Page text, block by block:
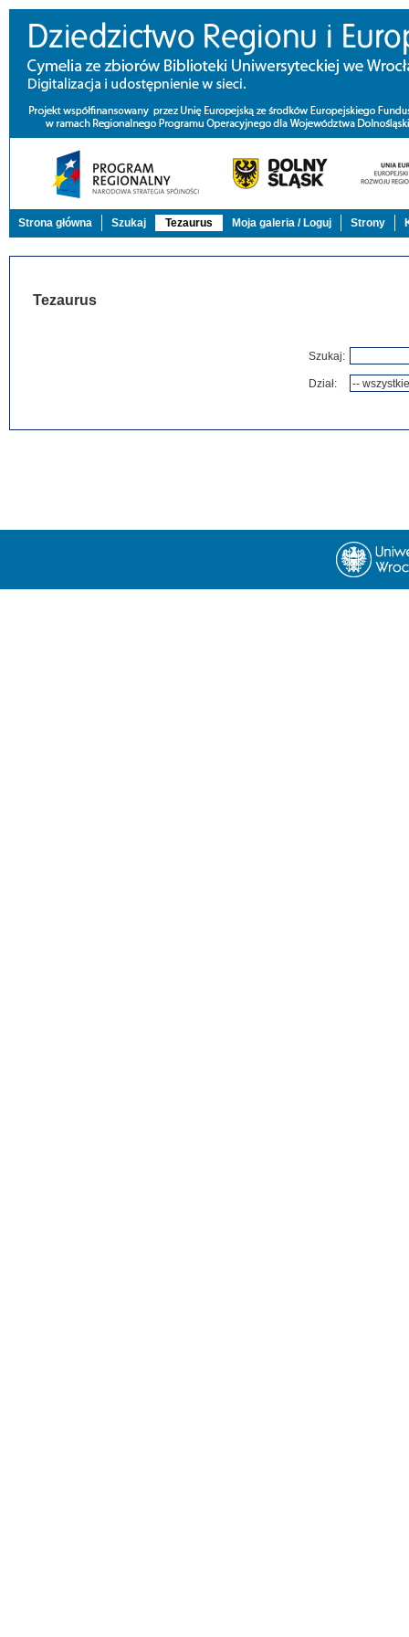
Strona główna Szukaj Tezaurus Moja galeria / Loguj Strony
Tezaurus
Szukaj:
Dział: